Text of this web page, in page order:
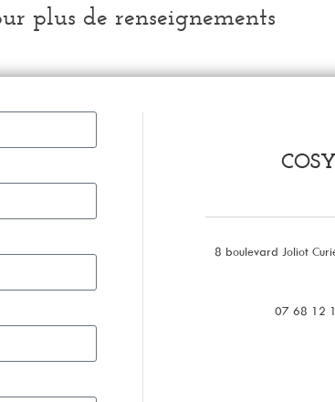
plus de renseignements
8 boulevard Joliot
07 68 12